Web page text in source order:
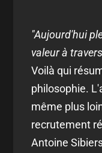
"Aujourd'hui
valeur à
Voilà qui
philosophie.
même plus
recrutement
Antoine